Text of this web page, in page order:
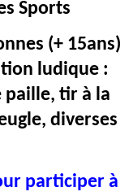
Sports
(+ 15ans)
ludique :
paille, tir à la
diverses
participer à